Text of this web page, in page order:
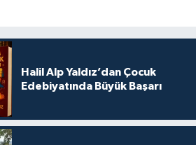
Halil Alp Yaldız’dan Çocuk
Edebiyatında Büyük Başarı